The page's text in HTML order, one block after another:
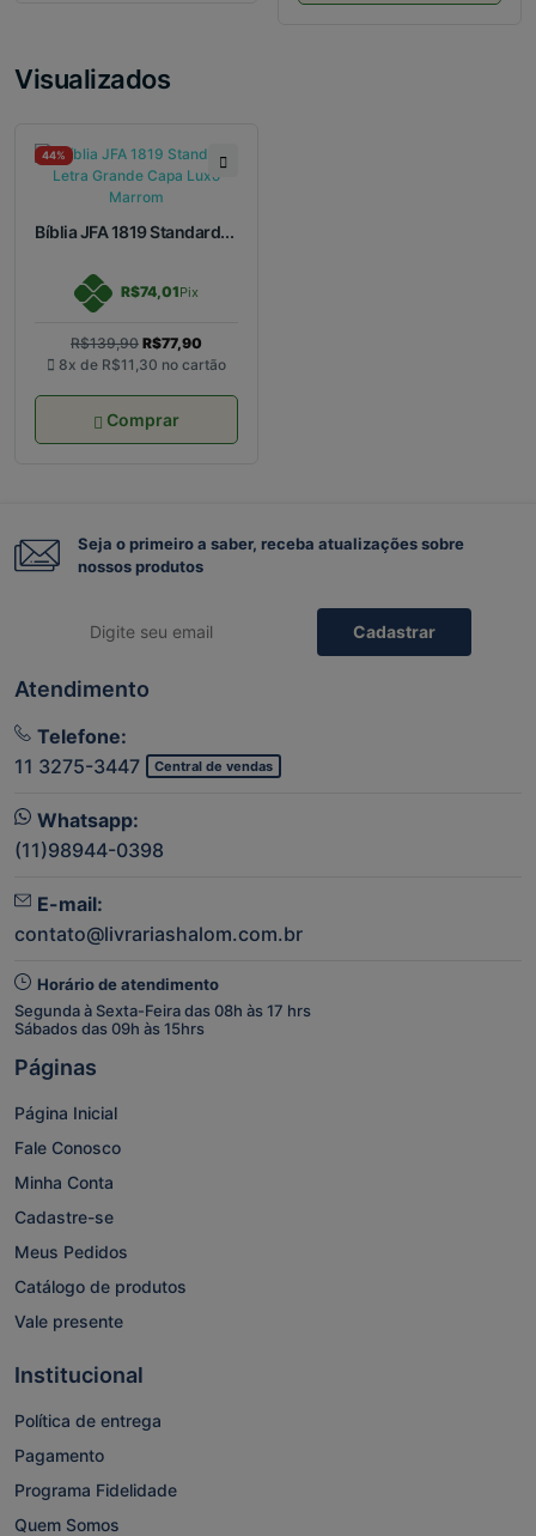
Visualizados
44%
Bíblia JFA 1819 Standard...
R$74,01Pix
R$139,90 R$77,90
8x de R$11,30 no cartão
Comprar
Seja o primeiro a saber, receba atualizações sobre
nossos produtos
Cadastrar
Atendimento
Telefone:
11 3275-3447
Central de vendas
Whatsapp:
(11)98944-0398
E-mail:
contato@livrariashalom.com.br
Horário de atendimento
Segunda à Sexta-Feira das 08h às 17 hrs
Sábados das 09h às 15hrs
Páginas
Página Inicial
Fale Conosco
Minha Conta
Cadastre-se
Meus Pedidos
Catálogo de produtos
Vale presente
Institucional
Política de entrega
Pagamento
Programa Fidelidade
Quem Somos